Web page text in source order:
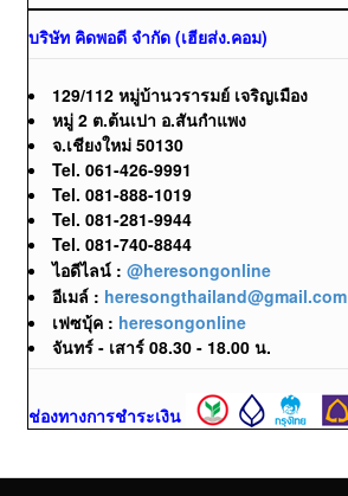
บริษัท คิดพอดี จำกัด (เฮียส่ง.คอม)
129/112 หมู่บ้านวรารมย์ เจริญเมือง
หมู่ 2 ต.ต้นเปา อ.สันกำแพง
จ.เชียงใหม่ 50130
Tel. 061-426-9991
Tel. 081-888-1019
Tel. 081-281-9944
Tel. 081-740-8844
ไอดีไลน์ : @heresongonline
อีเมล์ : heresongthailand@gmail.com
เฟซบุ้ค : heresongonline
จันทร์ - เสาร์ 08.30 - 18.00 น.
ช่องทางการชำระเงิน